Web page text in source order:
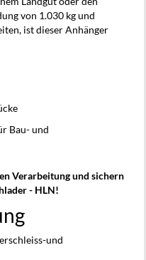
von 1.030 kg und
ist dieser Anhänger
Bau- und
Verarbeitung und sichern
- HLN!
und